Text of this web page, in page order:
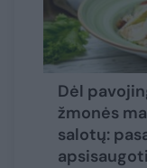
Dėl
žmonės
salotų:
apsisaugoti